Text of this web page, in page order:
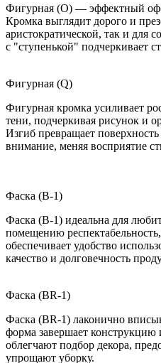
Фигурная (O) — эффектный
Кромка выглядит дорого и
аристократической, так и для
с "ступенькой" подчеркивает
Фигурная (Q)
Фигурная кромка усиливает
тени, подчеркивая рисунок и
Изгиб превращает
внимание, меняя восприятие
Фаска (B-1)
Фаска (B-1) идеальна для
помещению
обеспечивает удобство
качество и долговечность
Фаска (BR-1)
Фаска (BR-1) лаконично
форма завершает
облегчают подбор декора,
упрощают уборку.